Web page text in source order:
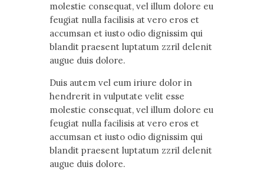
molestie consequat, vel illum dolore eu
feugiat nulla facilisis at vero eros et
accumsan et iusto odio dignissim qui
blandit praesent luptatum zzril delenit
augue duis dolore.
Duis autem vel eum iriure dolor in
hendrerit in vulputate velit esse
molestie consequat, vel illum dolore eu
feugiat nulla facilisis at vero eros et
accumsan et iusto odio dignissim qui
blandit praesent luptatum zzril delenit
augue duis dolore.